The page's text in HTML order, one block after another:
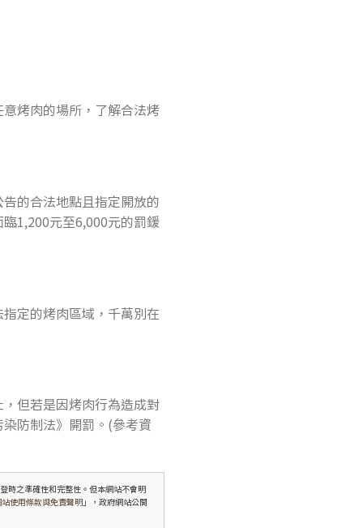
烤肉的場所，了解合法烤
的合法地點且指定開放的
1,200元至6,000元的罰鍰
定的烤肉區域，千萬別在
但若是因烤肉行為造成對
防制法》開罰。(參考資
時之準確性和完整性。但本網站不會明
站使用條款與免責聲明」，政府網站公開